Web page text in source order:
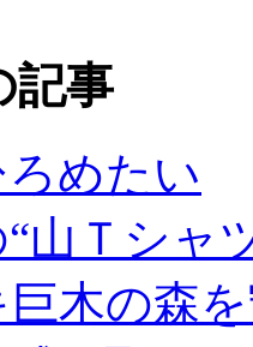
記事
めたい
山Ｔシャ
巨木の森